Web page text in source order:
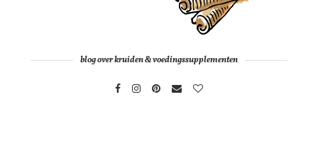
blog over kruiden & voedingssupplementen